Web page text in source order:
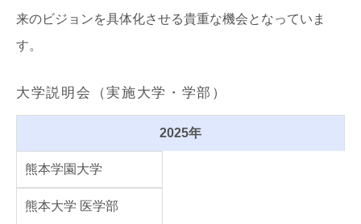
来のビジョンを具体化させる貴重な機会となっていま
す。
大学説明会（実施大学・学部）
2025年
熊本学園大学
熊本大学 医学部